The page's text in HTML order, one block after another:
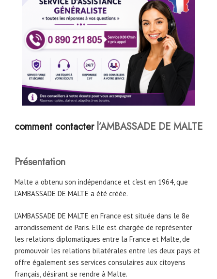
comment contacterl’AMBASSADE DE MALTE
Présentation
Malte a obtenu son indépendance et c’est en 1964, que
L’AMBASSADE DE MALTE a été créée.
L’AMBASSADE DE MALTE en France est située dans le 8e
arrondissement de Paris. Elle est chargée de représenter
les relations diplomatiques entre la France et Malte, de
promouvoir les relations bilatérales entre les deux pays et
offre également ses services consulaires aux citoyens
français, désirant se rendre à Malte.